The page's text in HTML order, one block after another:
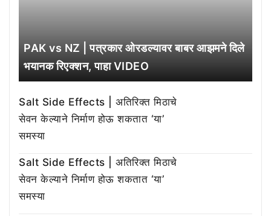
PAK vs NZ | पत्रकार ओरडल्यावर बाबर आझमने दिले
भयानक रिएक्शन, पाहा VIDEO
Salt Side Effects | अतिरिक्त मिठाचे
सेवन केल्याने निर्माण होऊ शकतात ‘या’
समस्या
Salt Side Effects | अतिरिक्त मिठाचे
सेवन केल्याने निर्माण होऊ शकतात ‘या’
समस्या